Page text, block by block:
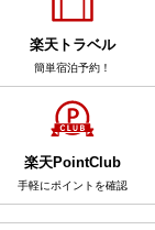
楽天トラベル
簡単宿泊予約！
楽天PointClub
手軽にポイントを確認